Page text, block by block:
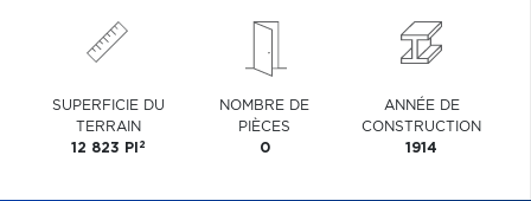
SUPERFICIE DU
TERRAIN
12 823 PI 2
NOMBRE DE
PIÈCES
0
ANNÉE DE
CONSTRUCTION
1914